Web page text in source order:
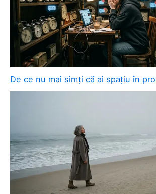
De ce nu mai simți că ai spațiu în